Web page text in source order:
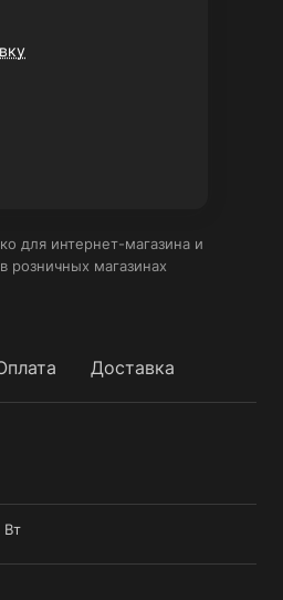
для интернет-магазина и
розничных магазинах
Доставка
Вт